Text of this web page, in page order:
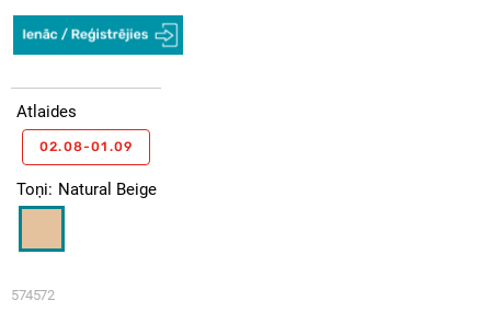
574572
Toņi Natural Beige
Atlaides
02.08-01.09